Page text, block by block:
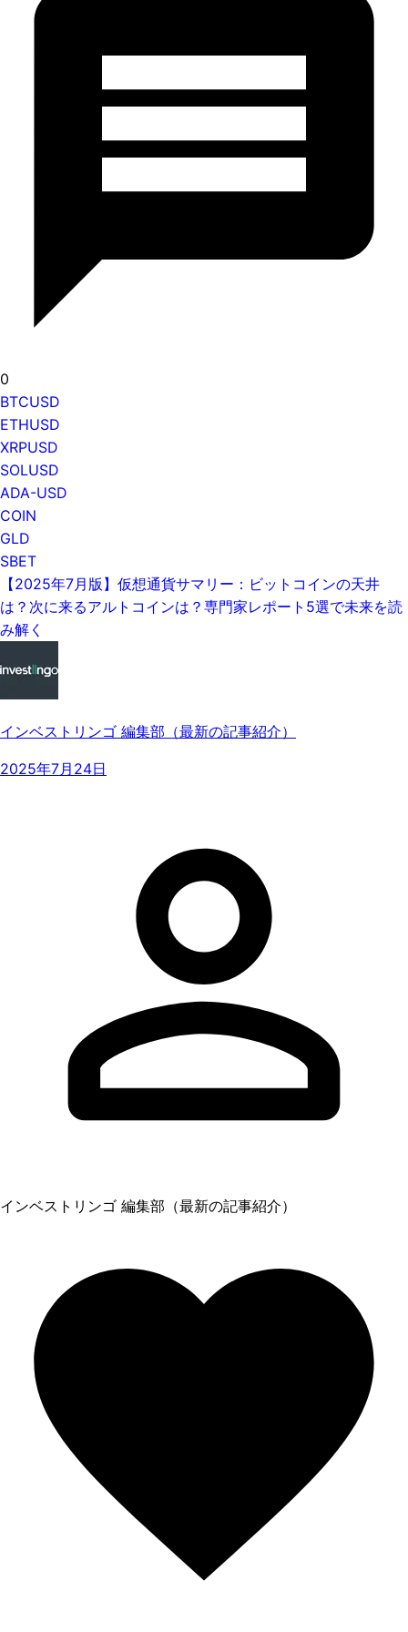
0
BTCUSD
ETHUSD
XRPUSD
SOLUSD
ADA-USD
COIN
GLD
SBET
【2025年7月版】仮想通貨サマリー：ビットコインの天井
は？次に来るアルトコインは？専門家レポート5選で未来を読
み解く
インベストリンゴ 編集部（最新の記事紹介）
2025年7月24日
インベストリンゴ 編集部（最新の記事紹介）